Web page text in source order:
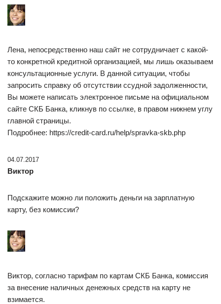
Лена, непосредственно наш сайт не сотрудничает с какой-
то конкретной кредитной организацией, мы лишь оказываем
консультационные услуги. В данной ситуации, чтобы
запросить справку об отсутствии ссудной задолженности,
Вы можете написать электронное письме на официальном
сайте СКБ Банка, кликнув по ссылке, в правом нижнем углу
главной страницы.
Подробнее: https://credit-card.ru/help/spravka-skb.php
04.07.2017
Виктор
Подскажите можно ли положить деньги на зарплатную
карту, без комиссии?
Виктор, согласно тарифам по картам СКБ Банка, комиссия
за внесение наличных денежных средств на карту не
взимается.